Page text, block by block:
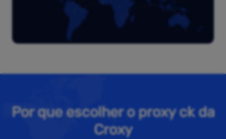
Por que escolher o proxy ck da
Croxy